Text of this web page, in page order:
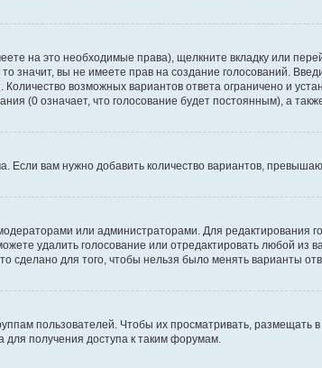
на это необходимые права), щелкните вкладку или
значит, вы не имеете прав на создание голосований.
возможных вариантов ответа ограничено и
(0 означает, что голосование будет постоянным), а
Если вам нужно добавить количество вариантов,
или администраторами. Для редактирования
удалить голосование или отредактировать любой из
сделано для того, чтобы нельзя было менять варианты
пользователей. Чтобы их просматривать, размещать
получения доступа к таким форумам.